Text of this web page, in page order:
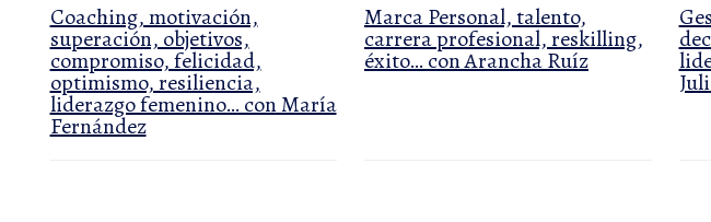
Coaching, motivación,
superación, objetivos,
compromiso, felicidad,
optimismo, resiliencia,
liderazgo femenino… con María
Fernández
Marca Personal, talento,
carrera profesional, reskilling,
éxito… con Arancha Ruíz